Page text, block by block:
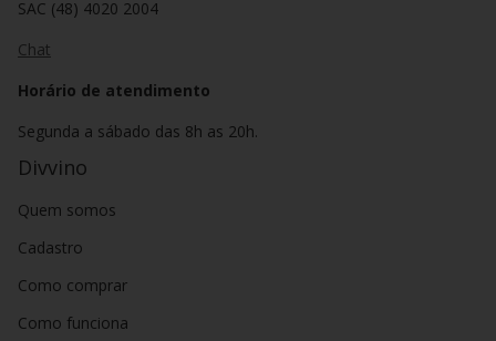
SAC (48) 4020 2004
Chat
Horário de atendimento
Segunda a sábado das 8h as 20h.
Divvino
Quem somos
Cadastro
Como comprar
Como funciona